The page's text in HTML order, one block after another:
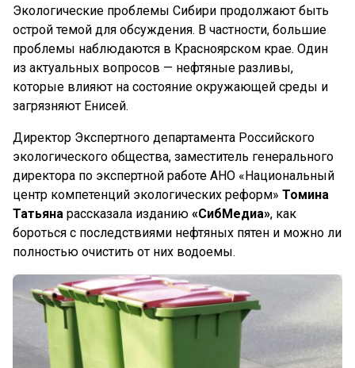
Экологические проблемы Сибири продолжают быть
острой темой для обсуждения. В частности, большие
проблемы наблюдаются в Красноярском крае. Один
из актуальных вопросов — нефтяные разливы,
которые влияют на состояние окружающей среды и
загрязняют Енисей.
Директор Экспертного департамента Российского
экологического общества, заместитель генерального
директора по экспертной работе АНО «Национальный
центр компетенций экологических реформ» Томина
Татьяна рассказала изданию «СибМедиа», как
бороться с последствиями нефтяных пятен и можно ли
полностью очистить от них водоемы.